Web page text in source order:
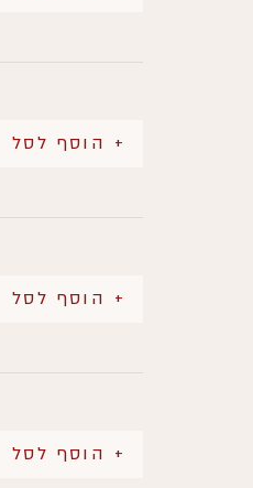
+ הוסף לסל
+ הוסף לסל
+ הוסף לסל